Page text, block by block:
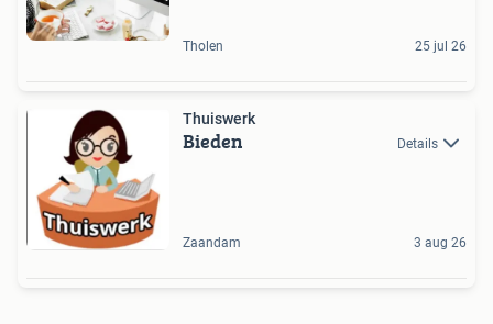
Tholen 25 jul 26
Thuiswerk
Bieden Details
Zaandam 3 aug 26